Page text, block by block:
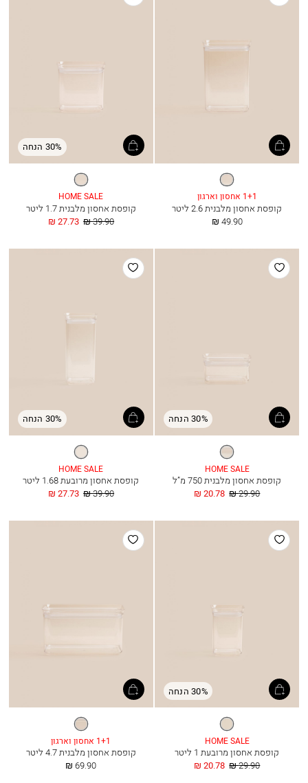
למועדפים
שקוף
1+1 אחסון וארגון
קופסת אחסון מלבנית 2.6 ליטר
החל
49.90 ₪
למועדפים
30% הנחה
שקוף
HOME SALE
קופסת אחסון מלבנית 1.7 ליטר
החל
27.73 ₪ מחיר
39.90 ₪
הוסף
למועדפים
30% הנחה
שקוף
HOME SALE
קופסת אחסון מלבנית 750 מ”ל
החל
20.78 ₪ מחיר
29.90 ₪
הוסף
למועדפים
30% הנחה
שקוף
HOME SALE
קופסת אחסון מרובעת 1.68 ליטר
החל
27.73 ₪ מחיר
39.90 ₪
הוסף
למועדפים
30% הנחה
שקוף
HOME SALE
קופסת אחסון מרובעת 1 ליטר
החל
20.78 ₪ מחיר
29.90 ₪
הוסף
למועדפים
שקוף
1+1 אחסון וארגון
קופסת אחסון מלבנית 4.7 ליטר
החל
69.90 ₪